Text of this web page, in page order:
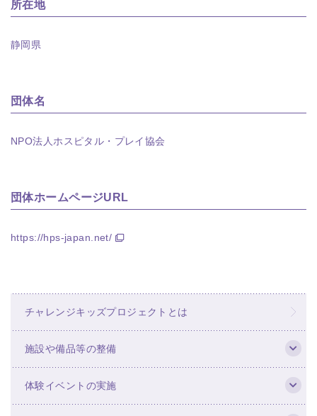
所在地
静岡県
団体名
NPO法人ホスピタル・プレイ協会
団体ホームページURL
https://hps-japan.net/
チャレンジキッズプロジェクトとは
施設や備品等の整備
体験イベントの実施